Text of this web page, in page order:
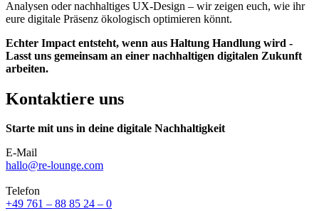
Analysen oder nachhaltiges UX-Design – wir zeigen euch, wie ihr
eure digitale Präsenz ökologisch optimieren könnt.
Echter Impact entsteht, wenn aus Haltung Handlung wird -
Lasst uns gemeinsam an einer nachhaltigen digitalen Zukunft
arbeiten.
Kontaktiere uns
Starte mit uns in deine digitale Nachhaltigkeit
E-Mail
hallo@re-lounge.com
Telefon
+49 761 – 88 85 24 – 0